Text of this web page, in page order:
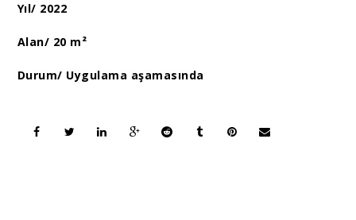
Yıl/ 2022
Alan/ 20 m²
Durum/ Uygulama aşamasında